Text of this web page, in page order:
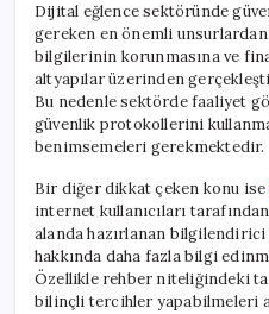
Dijital eğlence sektöründe
gereken en önemli
bilgilerinin korunmasına ve
altyapılar üzerinden
Bu nedenle sektörde faaliyet
güvenlik protokollerini
benimsemeleri gerekmektedir.
Bir diğer dikkat çeken konu ise
internet kullanıcıları
alanda hazırlanan
hakkında daha fazla bilgi
Özellikle rehber niteliğindeki
bilinçli tercihler yapabilmeleri